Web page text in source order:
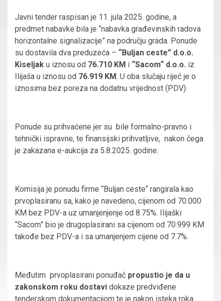
Javni tender raspisan je 11. jula 2025. godine, a
predmet nabavke bila je “nabavka građevinskih radova
horizontalne signalizacije” na području grada. Ponude
su dostavila dva preduzeća – “Buljan ceste” d.o.o.
Kiseljak u iznosu od 76.710 KM i “Sacom“ d.o.o. iz
Ilijaša u iznosu od 76.919 KM. U oba slučaju riječ je o
iznosima bez poreza na dodatnu vrijednost (PDV).
Ponude su prihvaćene jer su bile formalno-pravno i
tehnički ispravne, te finansijski prihvatljive, nakon čega
je zakazana e-aukcija za 5.8.2025. godine.
Komisija je ponudu firme “Buljan ceste“ rangirala kao
prvoplasiranu sa, kako je navedeno, cijenom od 70.000
KM bez PDV-a uz umanjenjenje od 8.75%. Ilijaški
“Sacom” bio je drugoplasirani sa cijenom od 70.999 KM
takođe bez PDV-a i sa umanjenjem cijene od 7.7%.
Međutim prvoplasirani ponuđač propustio je da u
zakonskom roku dostavi dokaze predviđene
tenderskom dokumentacijom te je nakon isteka roka